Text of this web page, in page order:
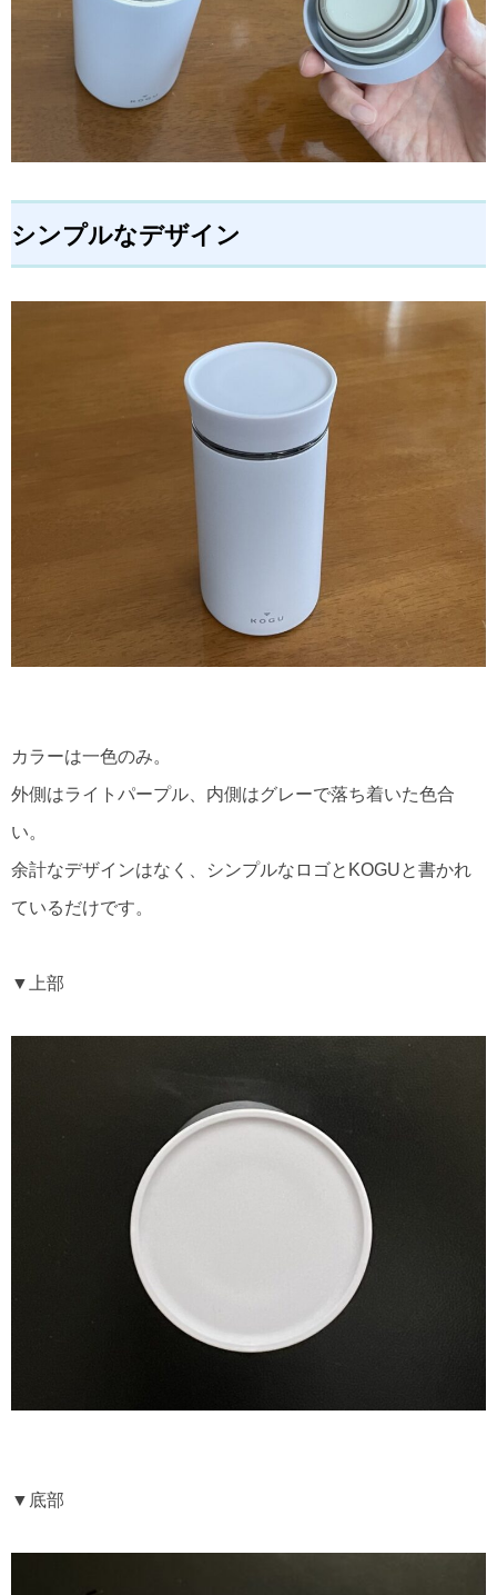
シンプルなデザイン
カラーは一色のみ。
外側はライトパープル、内側はグレーで落ち着いた色合
い。
余計なデザインはなく、シンプルなロゴとKOGUと書かれ
ているだけです。
▼上部
▼底部